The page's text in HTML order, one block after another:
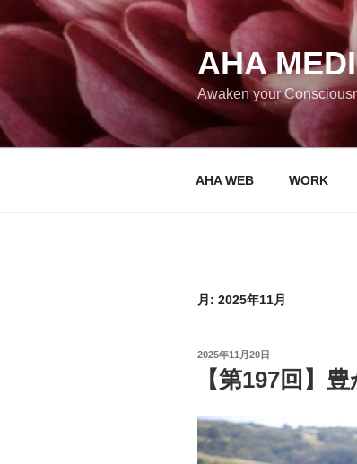
ン
ツ
ス
AHA
Awaken your
AHA WEB WORK
月: 2025年11月
投
2025年11月20日
【第197回】